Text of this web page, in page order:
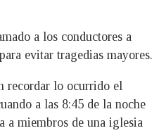
a los conductores a
evitar tragedias mayores.
recordar lo ocurrido el
a las 8:45 de la noche
a miembros de una iglesia